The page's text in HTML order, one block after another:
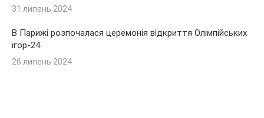
31 липень 2024
В Парижі розпочалася церемонія відкриття Олімпійських
ігор-24
26 липень 2024